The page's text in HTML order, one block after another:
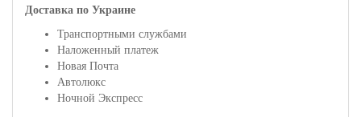
Доставка по Украине
Транспортными службами
Наложенный платеж
Новая Почта
Автолюкс
Ночной Экспресс